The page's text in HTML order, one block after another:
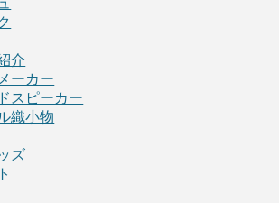
介
ーカー
スピーカー
織小物
ズ